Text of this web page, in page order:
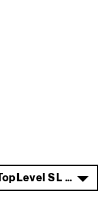
Schnellspachtelmasse TopLevel SL 52 25 kg